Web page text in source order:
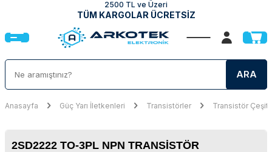
2500 TL ve Üzeri
TÜM KARGOLAR ÜCRETSİZ
ARA
Anasayfa Güç Yarı İletkenleri Transistörler Transistör
2SD2222 TO-3PL NPN TRANSISTÖR